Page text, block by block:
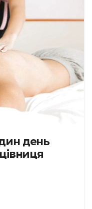
день